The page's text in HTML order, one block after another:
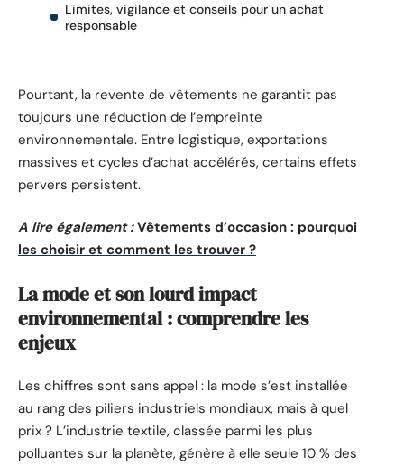
Limites, vigilance et conseils pour un achat
responsable
Pourtant, la revente de vêtements ne garantit pas
toujours une réduction de l’empreinte
environnementale. Entre logistique, exportations
massives et cycles d’achat accélérés, certains effets
pervers persistent.
A lire également : Vêtements d’occasion : pourquoi
les choisir et comment les trouver ?
La mode et son lourd impact
environnemental : comprendre les
enjeux
Les chiffres sont sans appel : la mode s’est installée
au rang des piliers industriels mondiaux, mais à quel
prix ? L’industrie textile, classée parmi les plus
polluantes sur la planète, génère à elle seule 10 % des